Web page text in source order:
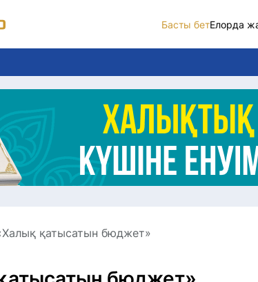
Басты бетЕлорда
қатысатын бюджет»